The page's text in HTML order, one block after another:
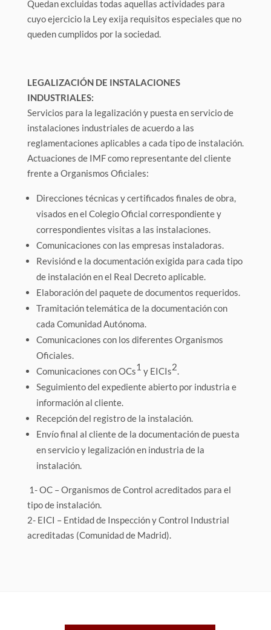
Quedan excluidas todas aquellas actividades para
cuyo ejercicio la Ley exija requisitos especiales que no
queden cumplidos por la sociedad.
LEGALIZACIÓN DE INSTALACIONES
INDUSTRIALES:
Servicios para la legalización y puesta en servicio de
instalaciones industriales de acuerdo a las
reglamentaciones aplicables a cada tipo de instalación.
Actuaciones de IMF como representante del cliente
frente a Organismos Oficiales:
Direcciones técnicas y certificados finales de obra,
visados en el Colegio Oficial correspondiente y
correspondientes visitas a las instalaciones.
Comunicaciones con las empresas instaladoras.
Revisiónd e la documentación exigida para cada tipo
de instalación en el Real Decreto aplicable.
Elaboración del paquete de documentos requeridos.
Tramitación telemática de la documentación con
cada Comunidad Autónoma.
Comunicaciones con los diferentes Organismos
Oficiales.
Comunicaciones con OCs1 y EICIs2.
Seguimiento del expediente abierto por industria e
información al cliente.
Recepción del registro de la instalación.
Envío final al cliente de la documentación de puesta
en servicio y legalización en industria de la
instalación.
1- OC – Organismos de Control acreditados para el
tipo de instalación.
2- EICI – Entidad de Inspección y Control Industrial
acreditadas (Comunidad de Madrid).